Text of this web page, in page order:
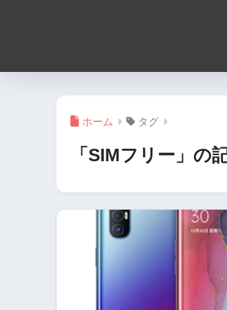
ホーム タグ
「SIMフリー」の